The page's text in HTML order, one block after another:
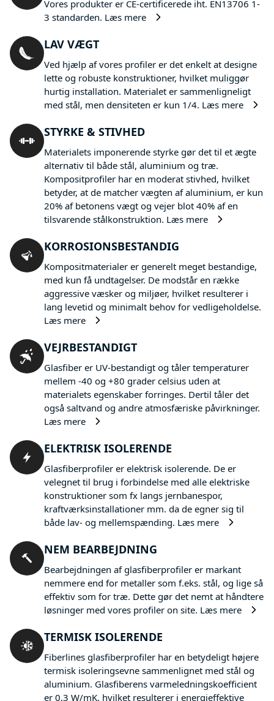
Vores produkter er CE-certificerede iht. EN13706 1-
3 standarden. Læs mere
LAV VÆGT
Ved hjælp af vores profiler er det enkelt at designe
lette og robuste konstruktioner, hvilket muliggør
hurtig installation. Materialet er sammenligneligt
med stål, men densiteten er kun 1/4. Læs mere
STYRKE & STIVHED
Materialets imponerende styrke gør det til et ægte
alternativ til både stål, aluminium og træ.
Kompositprofiler har en moderat stivhed, hvilket
betyder, at de matcher vægten af aluminium, er kun
20% af betonens vægt og vejer blot 40% af en
tilsvarende stålkonstruktion. Læs mere
KORROSIONSBESTANDIG
Kompositmaterialer er generelt meget bestandige,
med kun få undtagelser. De modstår en række
aggressive væsker og miljøer, hvilket resulterer i
lang levetid og minimalt behov for vedligeholdelse.
Læs mere
VEJRBESTANDIGT
Glasfiber er UV-bestandigt og tåler temperaturer
mellem -40 og +80 grader celsius uden at
materialets egenskaber forringes. Dertil tåler det
også saltvand og andre atmosfæriske påvirkninger.
Læs mere
ELEKTRISK ISOLERENDE
Glasfiberprofiler er elektrisk isolerende. De er
velegnet til brug i forbindelse med alle elektriske
konstruktioner som fx langs jernbanespor,
kraftværksinstallationer mm. da de egner sig til
både lav- og mellemspænding. Læs mere
NEM BEARBEJDNING
Bearbejdningen af glasfiberprofiler er markant
nemmere end for metaller som f.eks. stål, og lige så
effektiv som for træ. Dette gør det nemt at håndtere
løsninger med vores profiler on site. Læs mere
TERMISK ISOLERENDE
Fiberlines glasfiberprofiler har en betydeligt højere
termisk isoleringsevne sammenlignet med stål og
aluminium. Glasfiberens varmeledningskoefficient
er 0,3 W/mK, hvilket resulterer i energieffektive